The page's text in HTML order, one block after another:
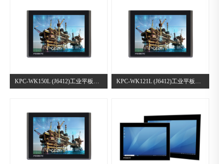
KPC-WK150L (J6412)工业平板电脑 KPC-WK121L (J6412)工业平板电脑